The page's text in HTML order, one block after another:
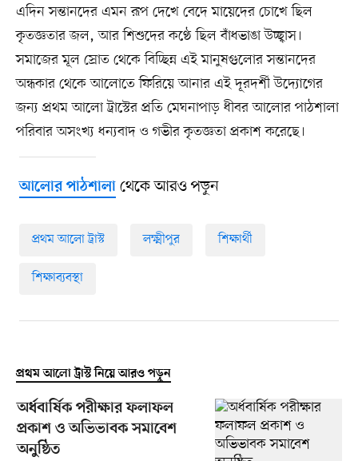
এদিন সন্তানদের এমন রূপ দেখে বেদে মায়েদের চোখে ছিল
কৃতজ্ঞতার জল, আর শিশুদের কণ্ঠে ছিল বাঁধভাঙা উচ্ছ্বাস।
সমাজের মূল স্রোত থেকে বিচ্ছিন্ন এই মানুষগুলোর সন্তানদের
অন্ধকার থেকে আলোতে ফিরিয়ে আনার এই দূরদর্শী উদ্যোগের
জন্য প্রথম আলো ট্রাস্টের প্রতি মেঘনাপাড় ধীবর আলোর পাঠশালা
পরিবার অসংখ্য ধন্যবাদ ও গভীর কৃতজ্ঞতা প্রকাশ করেছে।
আলোর পাঠশালাথেকে আরও পড়ুন
প্রথম আলো ট্রাস্ট লক্ষ্মীপুর শিক্ষার্থী
শিক্ষাব্যবস্থা
প্রথম আলো ট্রাস্ট নিয়ে আরও পড়ুন
অর্ধবার্ষিক পরীক্ষার ফলাফল
প্রকাশ ও অভিভাবক সমাবেশ
অনুষ্ঠিত